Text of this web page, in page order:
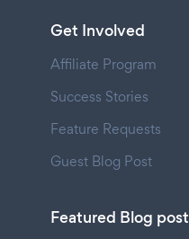
Get Involved
Affiliate Program
Success Stories
Feature Requests
Guest Blog Post
Featured Blog post